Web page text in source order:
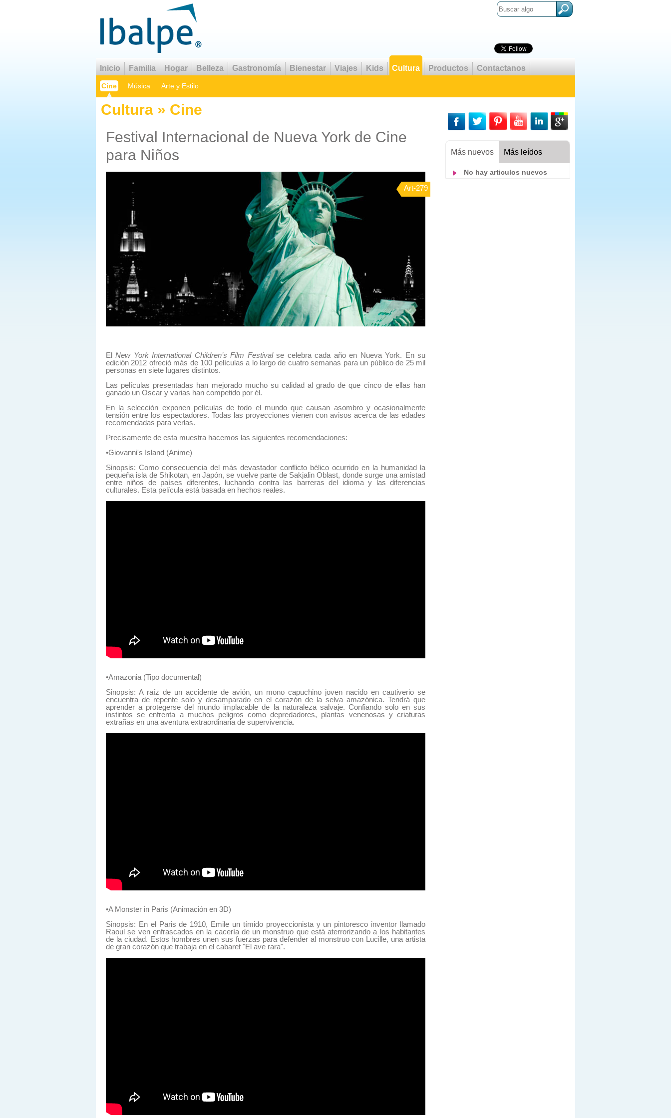
Inicio Familia Hogar Belleza Gastronomía Bienestar Viajes Kids Cultura Productos Contactanos
Cine Música Arte y Estilo
Cultura » Cine
Festival Internacional de Nueva York de Cine
para Niños
Art-279
ElNew York International Children’s Film Festivalse celebra cada año en Nueva York. En su
edición 2012 ofreció más de 100 películas a lo largo de cuatro semanas para un público de 25 mil
personas en siete lugares distintos.
Las películas presentadas han mejorado mucho su calidad al grado de que cinco de ellas han
ganado un Oscar y varias han competido por él.
En la selección exponen películas de todo el mundo que causan asombro y ocasionalmente
tensión entre los espectadores. Todas las proyecciones vienen con avisos acerca de las edades
recomendadas para verlas.
Precisamente de esta muestra hacemos las siguientes recomendaciones:
•Giovanni's Island (Anime)
Sinopsis: Como consecuencia del más devastador conflicto bélico ocurrido en la humanidad la
pequeña isla de Shikotan, en Japón, se vuelve parte de Sakjalin Oblast, donde surge una amistad
entre niños de países diferentes, luchando contra las barreras del idioma y las diferencias
culturales. Esta película está basada en hechos reales.
•Amazonia (Tipo documental)
Sinopsis: A raíz de un accidente de avión, un mono capuchino joven nacido en cautiverio se
encuentra de repente solo y desamparado en el corazón de la selva amazónica. Tendrá que
aprender a protegerse del mundo implacable de la naturaleza salvaje. Confiando solo en sus
instintos se enfrenta a muchos peligros como depredadores, plantas venenosas y criaturas
extrañas en una aventura extraordinaria de supervivencia.
•A Monster in Paris (Animación en 3D)
Sinopsis: En el Paris de 1910, Emile un tímido proyeccionista y un pintoresco inventor llamado
Raoul se ven enfrascados en la cacería de un monstruo que está aterrorizando a los habitantes
de la ciudad. Estos hombres unen sus fuerzas para defender al monstruo con Lucille, una artista
de gran corazón que trabaja en el cabaret "El ave rara".
Más nuevos Más leídos
No hay articulos nuevos